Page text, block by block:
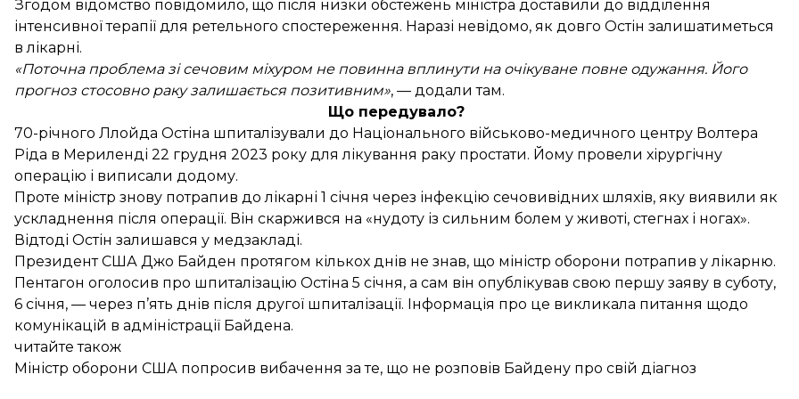
Згодом відомство повідомило, що після низки обстежень міністра доставили до відділення
інтенсивної терапії для ретельного спостереження. Наразі невідомо, як довго Остін залишатиметься
в лікарні.
«Поточна проблема зі сечовим міхуром не повинна вплинути на очікуване повне одужання. Його
прогноз стосовно раку залишається позитивним», — додали там.
Що передувало?
70-річного Ллойда Остіна шпиталізували до Національного військово-медичного центру Волтера
Ріда в Мериленді 22 грудня 2023 року для лікування раку простати. Йому провели хірургічну
операцію і виписали додому.
Проте міністр знову потрапив до лікарні 1 січня через інфекцію сечовивідних шляхів, яку виявили як
ускладнення після операції. Він скаржився на «нудоту із сильним болем у животі, стегнах і ногах».
Відтоді Остін залишався у медзакладі.
Президент США Джо Байден протягом кількох днів не знав, що міністр оборони потрапив у лікарню.
Пентагон оголосив про шпиталізацію Остіна 5 січня, а сам він опублікував свою першу заяву в суботу,
6 січня, — через п’ять днів після другої шпиталізації. Інформація про це викликала питання щодо
комунікацій в адміністрації Байдена.
читайте також
Міністр оборони США попросив вибачення за те, що не розповів Байдену про свій діагноз